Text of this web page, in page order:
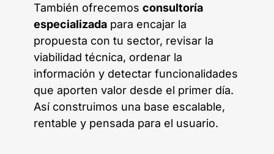
También ofrecemos consultoría
especializada para encajar la
propuesta con tu sector, revisar la
viabilidad técnica, ordenar la
información y detectar funcionalidades
que aporten valor desde el primer día.
Así construimos una base escalable,
rentable y pensada para el usuario.